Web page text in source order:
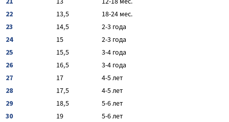
22
13,5
18-24 мес.
23
14,5
2-3 года
24
15
2-3 года
25
15,5
3-4 года
26
16,5
3-4 года
27
17
4-5 лет
28
17,5
4-5 лет
29
18,5
5-6 лет
30
19
5-6 лет